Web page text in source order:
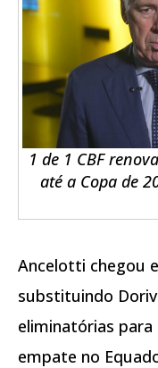
1 de 1 CBF
até a Copa de
Ancelotti chegou
substituindo
eliminatórias para
empate no